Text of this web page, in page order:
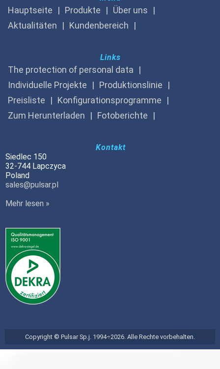
Hauptseite Produkte
Über uns
Aktualitäten
Kundenbereich
Links
The protection of personal data
Individuelle Projekte
Produktionslinie
Preisliste
Konfigurationsprogramme
Zum Herunterladen
Fotoberichte
Kontakt
Siedlec 150
32-744 Lapczyca
Poland
sales@pulsar.pl
Mehr lesen »
Copyright © Pulsar Sp.j. 1994÷2026. Alle Rechte vorbehalten.